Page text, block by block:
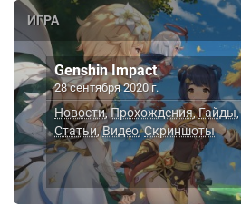
ИГРА
Genshin Impact
28 сентября 2020 г.
Новости,Прохождения,Гайды,
Статьи,Видео,Скриншоты